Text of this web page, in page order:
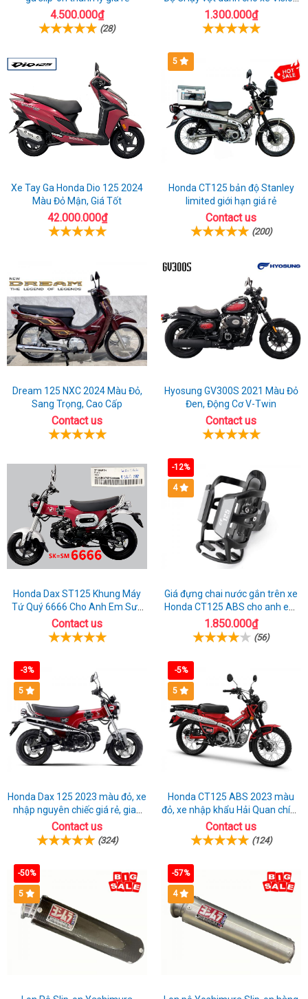
4.500.000₫
(28)
110
1.300.000₫
Xe Tay Ga Honda Dio 125 2024
Màu Đỏ Mận, Giá Tốt
42.000.000₫
5
Honda CT125 bản độ Stanley
limited giới hạn giá rẻ
Contact us
(200)
Dream 125 NXC 2024 Màu Đỏ,
Sang Trọng, Cao Cấp
Contact us
Hyosung GV300S 2021 Màu Đỏ
Đen, Động Cơ V-Twin
Contact us
Honda Dax ST125 Khung Máy
Tứ Quý 6666 Cho Anh Em Sưu
Tầm
Contact us
-12%
4
Giá đựng chai nước gắn trên xe
Honda CT125 ABS cho anh em
đi phượt
1.850.000₫
(56)
-3%
5
Honda Dax 125 2023 màu đỏ, xe
nhập nguyên chiếc giá rẻ, giao
hồ sơ ngay
Contact us
(324)
-5%
5
Honda CT125 ABS 2023 màu
đỏ, xe nhập khẩu Hải Quan chính
ngạch
Contact us
(124)
-50%
5
-57%
4